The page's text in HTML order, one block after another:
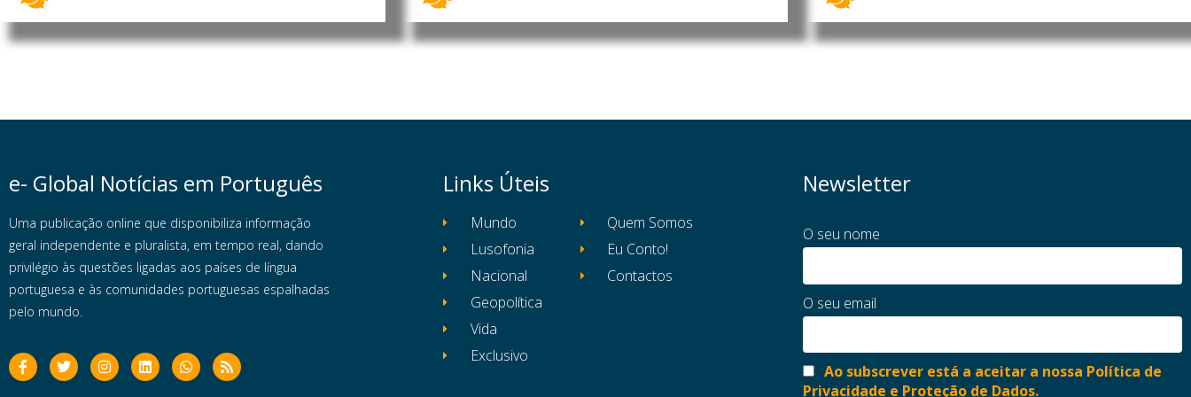
e- Global Notícias em Português
Uma publicação online que disponibiliza informação
geral independente e pluralista, em tempo real, dando
privilégio às questões ligadas aos países de língua
portuguesa e às comunidades portuguesas espalhadas
pelo mundo.
Links Úteis
Mundo
Lusofonia
Nacional
Geopolítica
Vida
Exclusivo
Quem Somos
Eu Conto!
Contactos
Newsletter
O seu nome
O seu email
Ao subscrever está a aceitar a nossa Política de
Privacidade e Proteção de Dados.